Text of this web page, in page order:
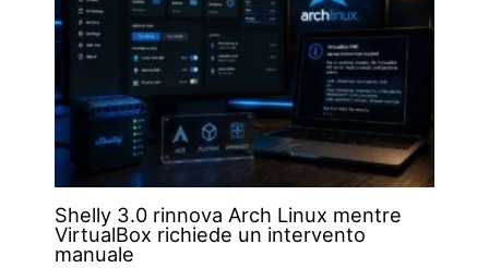
Shelly 3.0 rinnova Arch Linux mentre
VirtualBox richiede un intervento
manuale